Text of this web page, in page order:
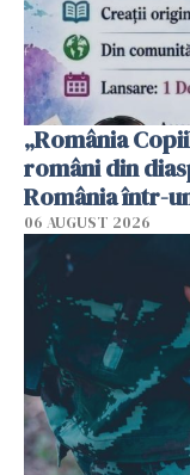
„România
români din
România într-
06 AUGUST 2026